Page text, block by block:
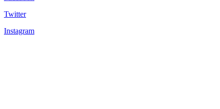
Twitter
Instagram